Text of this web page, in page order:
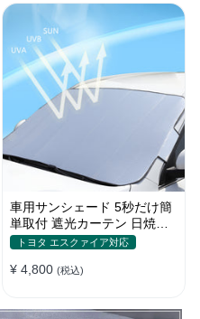
車用サンシェード 5秒だけ簡
単取付 遮光カーテン 日焼け
対策 断熱 汎用
トヨタ エスクァイア対応
¥ 4,800 (税込)